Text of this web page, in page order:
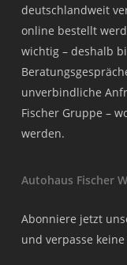
deutschlandweit
online bestellt
wichtig – deshalb
unverbindliche
Fischer Gruppe –
werden.
Autohaus Fischer
Abonniere jetzt
und verpasse